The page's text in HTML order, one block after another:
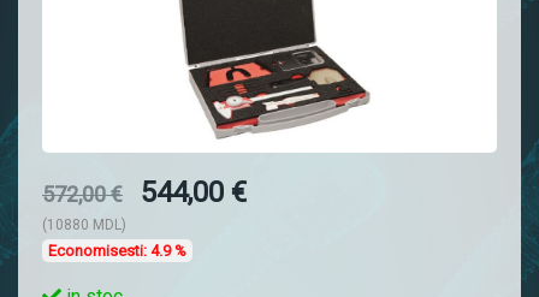
572,00 € 544,00 €
(10880 MDL)
Economisesti: 4.9 %